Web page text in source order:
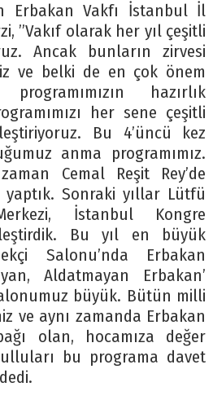
Erbakan Vakfı İstanbul İl
”Vakıf olarak her yıl çeşitli
Ancak bunların zirvesi
ve belki de en çok önem
hazırlık
her sene çeşitli
Bu 4’üncü kez
anma programımız.
Cemal Reşit Rey’de
yaptık. Sonraki yıllar Lütfü
İstanbul Kongre
Bu yıl en büyük
Salonu’nda Erbakan
Aldatmayan Erbakan’
büyük. Bütün milli
ve aynı zamanda Erbakan
olan, hocamıza değer
bu programa davet